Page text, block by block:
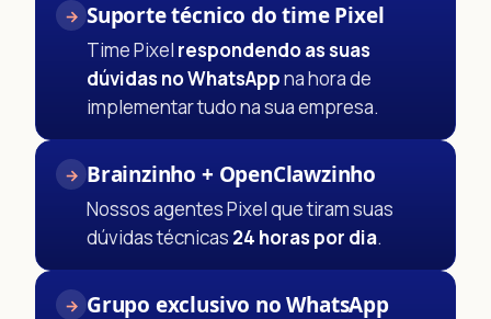
→ Suporte técnico do time Pixel
Time Pixel respondendo as suas
dúvidas no WhatsAppna hora de
implementar tudo na sua empresa.
→ Brainzinho + OpenClawzinho
Nossos agentes Pixel que tiram suas
dúvidas técnicas 24 horas por dia.
→ Grupo exclusivo no WhatsApp